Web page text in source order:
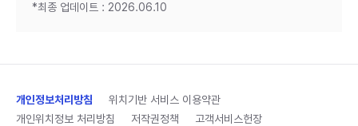
*최종 업데이트 : 2026.06.10
개인정보처리방침
위치기반 서비스 이용약관
개인위치정보 처리방침
저작권정책 고객서비스헌장